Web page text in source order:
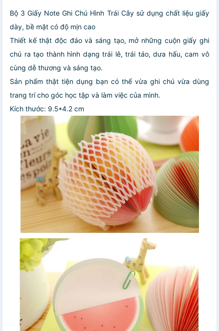
Bộ 3 Giấy Note Ghi Chú Hình Trái Câysử dụng chất liệu giấy
dày, bề mặt có độ mịn cao
Thiết kế thật độc đáo và sáng tạo, mở những cuộn giấy ghi
chú ra tạo thành hình dạng trái lê, trái táo, dưa hấu, cam vô
cùng dễ thương và sáng tạo.
Sản phẩm thật tiện dụng bạn có thể vừa ghi chú vừa dùng
trang trí cho góc học tập và làm việc của mình.
Kích thước: 9.5*4.2 cm